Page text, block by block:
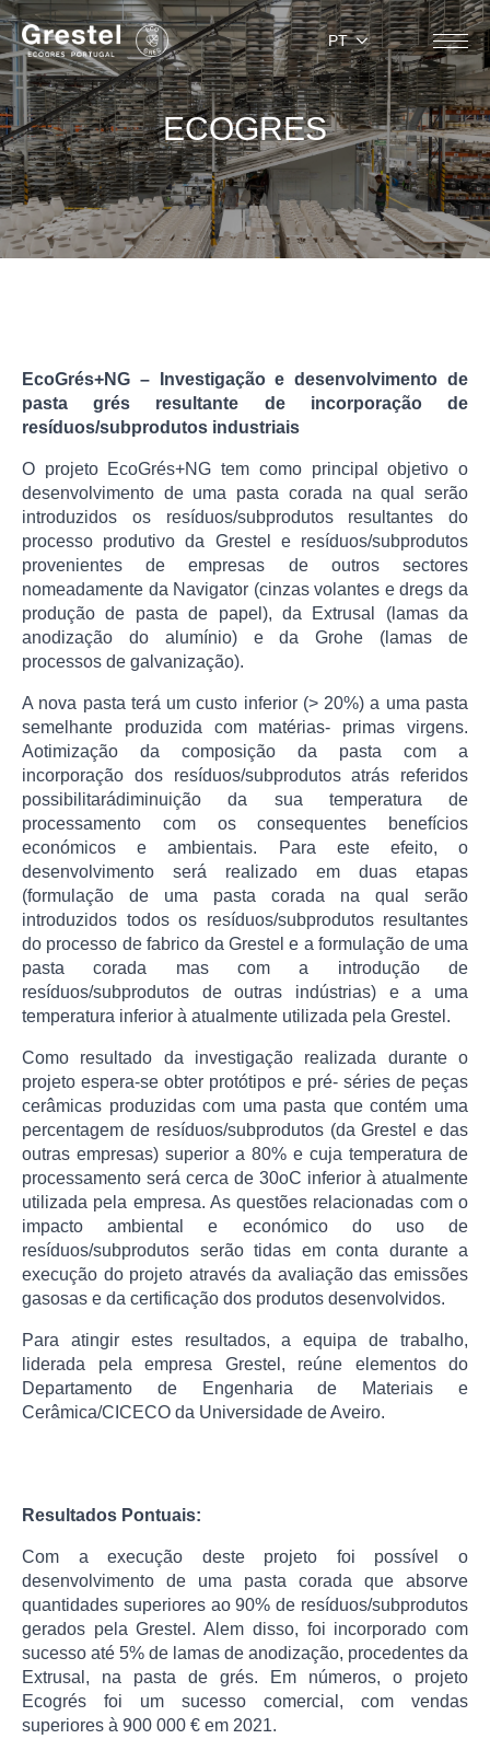
PT
ECOGRES
EcoGrés+NG – Investigação e desenvolvimento de
pasta grés resultante de incorporação de
resíduos/subprodutos industriais
O projeto EcoGrés+NG tem como principal objetivo o
desenvolvimento de uma pasta corada na qual serão
introduzidos os resíduos/subprodutos resultantes do
processo produtivo da Grestel e resíduos/subprodutos
provenientes de empresas de outros sectores
nomeadamente da Navigator (cinzas volantes e dregs da
produção de pasta de papel), da Extrusal (lamas da
anodização do alumínio) e da Grohe (lamas de
processos de galvanização).
A nova pasta terá um custo inferior (> 20%) a uma pasta
semelhante produzida com matérias- primas virgens.
Aotimização da composição da pasta com a
incorporação dos resíduos/subprodutos atrás referidos
possibilitarádiminuição da sua temperatura de
processamento com os consequentes benefícios
económicos e ambientais. Para este efeito, o
desenvolvimento será realizado em duas etapas
(formulação de uma pasta corada na qual serão
introduzidos todos os resíduos/subprodutos resultantes
do processo de fabrico da Grestel e a formulação de uma
pasta corada mas com a introdução de
resíduos/subprodutos de outras indústrias) e a uma
temperatura inferior à atualmente utilizada pela Grestel.
Como resultado da investigação realizada durante o
projeto espera-se obter protótipos e pré- séries de peças
cerâmicas produzidas com uma pasta que contém uma
percentagem de resíduos/subprodutos (da Grestel e das
outras empresas) superior a 80% e cuja temperatura de
processamento será cerca de 30oC inferior à atualmente
utilizada pela empresa. As questões relacionadas com o
impacto ambiental e económico do uso de
resíduos/subprodutos serão tidas em conta durante a
execução do projeto através da avaliação das emissões
gasosas e da certificação dos produtos desenvolvidos.
Para atingir estes resultados, a equipa de trabalho,
liderada pela empresa Grestel, reúne elementos do
Departamento de Engenharia de Materiais e
Cerâmica/CICECO da Universidade de Aveiro.
Resultados Pontuais:
Com a execução deste projeto foi possível o
desenvolvimento de uma pasta corada que absorve
quantidades superiores ao 90% de resíduos/subprodutos
gerados pela Grestel. Alem disso, foi incorporado com
sucesso até 5% de lamas de anodização, procedentes da
Extrusal, na pasta de grés. Em números, o projeto
Ecogrés foi um sucesso comercial, com vendas
superiores à 900 000 € em 2021.